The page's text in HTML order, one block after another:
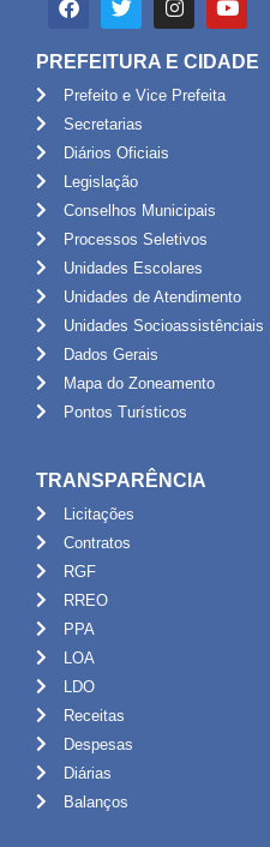
PREFEITURA E CIDADE
Prefeito e Vice Prefeita
Secretarias
Diários Oficiais
Legislação
Conselhos Municipais
Processos Seletivos
Unidades Escolares
Unidades de Atendimento
Unidades Socioassistênciais
Dados Gerais
Mapa do Zoneamento
Pontos Turísticos
TRANSPARÊNCIA
Licitações
Contratos
RGF
RREO
PPA
LOA
LDO
Receitas
Despesas
Diárias
Balanços